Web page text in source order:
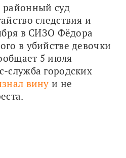
районный суд
следствия и
в СИЗО Фёдора
в убийстве девочки
5 июля
служба городских
вину и не